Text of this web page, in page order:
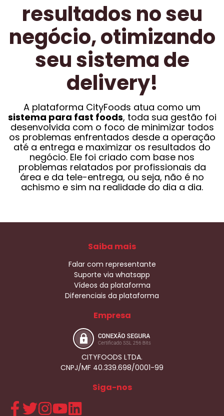
resultados no seu
negócio, otimizando
seu sistema de
delivery!
A plataforma CityFoods atua como um
sistema para fast foods, toda sua gestão foi
desenvolvida com o foco de minimizar todos
os problemas enfrentados desde a operação
até a entrega e maximizar os resultados do
negócio. Ele foi criado com base nos
problemas relatados por profissionais da
área e da tele-entrega, ou seja, não é no
achismo e sim na realidade do dia a dia.
Saiba mais
Falar com representante
Suporte via whatsapp
Vídeos da plataforma
Diferenciais da plataforma
Empresa
CITYFOODS LTDA.
CNPJ/MF 40.339.698/0001-99
Siga-nos